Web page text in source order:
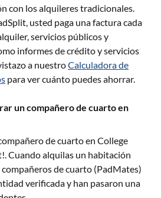
con los alquileres tradicionales.
usted paga una factura cada
servicios públicos y
informes de crédito y servicios
a nuestroCalculadora de
para ver cuánto puedes ahorrar.
un compañero de cuarto en
de cuarto en College
Cuando alquilas un habitación
de cuarto (PadMates)
verificada y han pasaron una